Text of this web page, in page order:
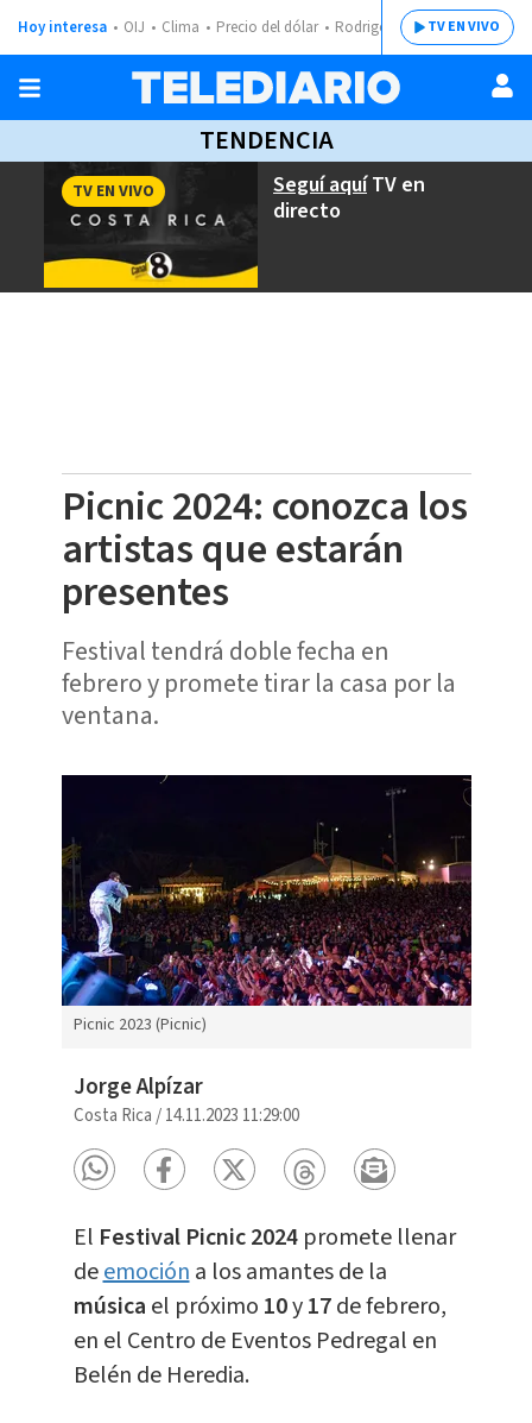
Hoy interesa OIJ Clima Precio del dólar Rodrigo ChavesTV EN VIVO
TENDENCIA
Seguí aquíTV en
directo
TV EN VIVO
Picnic 2024: conozca los
artistas que estarán
presentes
Festival tendrá doble fecha en
febrero y promete tirar la casa por la
ventana.
Picnic 2023 (Picnic)
Jorge Alpízar
Costa Rica /14.11.2023 11:29:00
El Festival Picnic 2024promete llenar
deemocióna los amantes de la
música el próximo 10y17de febrero,
en el Centro de Eventos Pedregal en
Belén de Heredia.